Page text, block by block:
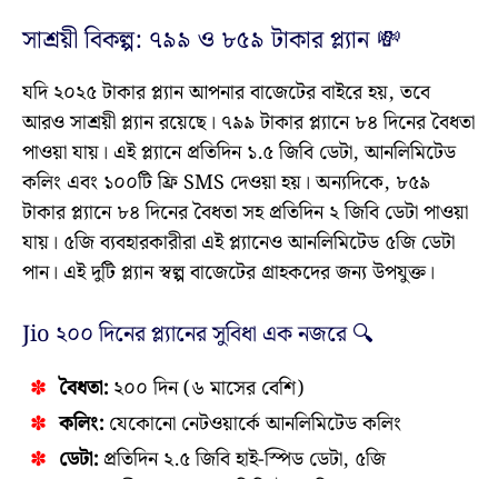
সাশ্রয়ী বিকল্প: ৭৯৯ ও ৮৫৯ টাকার প্ল্যান 💸
যদি ২০২৫ টাকার প্ল্যান আপনার বাজেটের বাইরে হয়, তবে
আরও সাশ্রয়ী প্ল্যান রয়েছে। ৭৯৯ টাকার প্ল্যানে ৮৪ দিনের বৈধতা
পাওয়া যায়। এই প্ল্যানে প্রতিদিন ১.৫ জিবি ডেটা, আনলিমিটেড
কলিং এবং ১০০টি ফ্রি SMS দেওয়া হয়। অন্যদিকে, ৮৫৯
টাকার প্ল্যানে ৮৪ দিনের বৈধতা সহ প্রতিদিন ২ জিবি ডেটা পাওয়া
যায়। ৫জি ব্যবহারকারীরা এই প্ল্যানেও আনলিমিটেড ৫জি ডেটা
পান। এই দুটি প্ল্যান স্বল্প বাজেটের গ্রাহকদের জন্য উপযুক্ত।
Jio ২০০ দিনের প্ল্যানের সুবিধা এক নজরে 🔍
বৈধতা: ২০০ দিন (৬ মাসের বেশি)
কলিং: যেকোনো নেটওয়ার্কে আনলিমিটেড কলিং
ডেটা: প্রতিদিন ২.৫ জিবি হাই-স্পিড ডেটা, ৫জি